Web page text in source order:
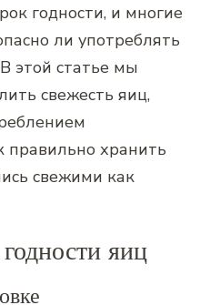
годности, и многие
ли употреблять
этой статье мы
свежесть яиц,
правильно хранить
свежими как
яиц